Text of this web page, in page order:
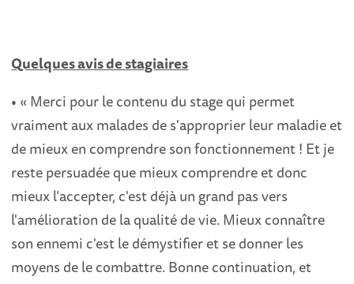
Quelques avis de stagiaires
• « Merci pour le contenu du stage qui permet
vraiment aux malades de s'approprier leur maladie et
de mieux en comprendre son fonctionnement ! Et je
reste persuadée que mieux comprendre et donc
mieux l’accepter, c'est déjà un grand pas vers
l'amélioration de la qualité de vie. Mieux connaître
son ennemi c'est le démystifier et se donner les
moyens de le combattre. Bonne continuation, et